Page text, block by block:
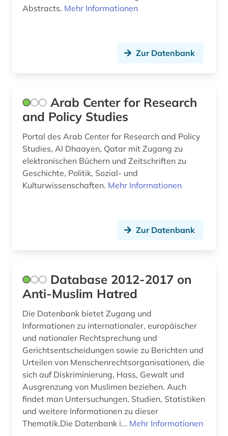
Abstracts. Mehr Informationen
Zur Datenbank
Arab Center for Research
and Policy Studies
Portal des Arab Center for Research and Policy
Studies, Al Dhaayen, Qatar mit Zugang zu
elektronischen Büchern und Zeitschriften zu
Geschichte, Politik, Sozial- und
Kulturwissenschaften. Mehr Informationen
Zur Datenbank
Database 2012-2017 on
Anti-Muslim Hatred
Die Datenbank bietet Zugang und
Informationen zu internationaler, europäischer
und nationaler Rechtsprechung und
Gerichtsentscheidungen sowie zu Berichten und
Urteilen von Menschenrechtsorganisationen, die
sich auf Diskriminierung, Hass, Gewalt und
Ausgrenzung von Muslimen beziehen. Auch
findet man Untersuchungen, Studien, Statistiken
und weitere Informationen zu dieser
Thematik.Die Datenbank i... Mehr Informationen